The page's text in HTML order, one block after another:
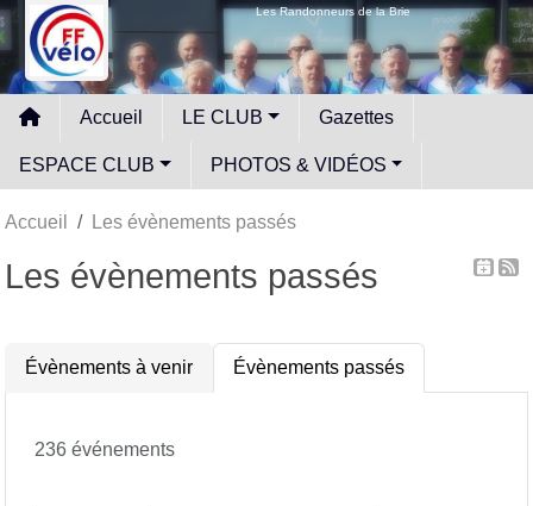
Les Randonneurs de la Brie
Accueil LE CLUB Gazettes
ESPACE CLUB PHOTOS & VIDÉOS
Accueil Les évènements passés
Les évènements passés
Évènements à venir Évènements passés
236 événements
Panneau de gestion des cookies